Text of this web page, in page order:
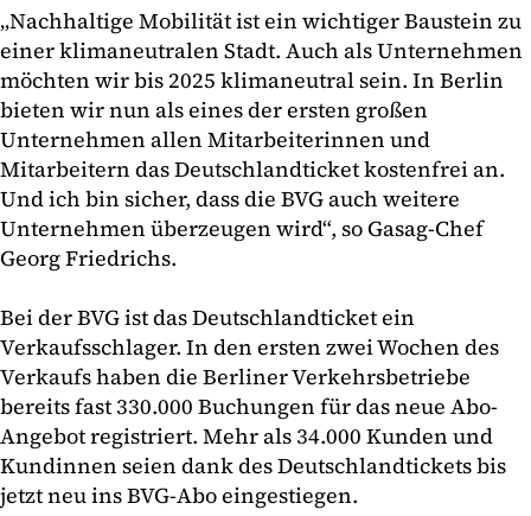
„Nachhaltige Mobilität ist ein wichtiger Baustein zu
einer klimaneutralen Stadt. Auch als Unternehmen
möchten wir bis 2025 klimaneutral sein. In Berlin
bieten wir nun als eines der ersten großen
Unternehmen allen Mitarbeiterinnen und
Mitarbeitern das Deutschlandticket kostenfrei an.
Und ich bin sicher, dass die BVG auch weitere
Unternehmen überzeugen wird“, so Gasag-Chef
Georg Friedrichs.
Bei der BVG ist das Deutschlandticket ein
Verkaufsschlager. In den ersten zwei Wochen des
Verkaufs haben die Berliner Verkehrsbetriebe
bereits fast 330.000 Buchungen für das neue Abo-
Angebot registriert. Mehr als 34.000 Kunden und
Kundinnen seien dank des Deutschlandtickets bis
jetzt neu ins BVG-Abo eingestiegen.